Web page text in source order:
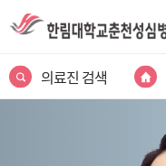
의료진 검색